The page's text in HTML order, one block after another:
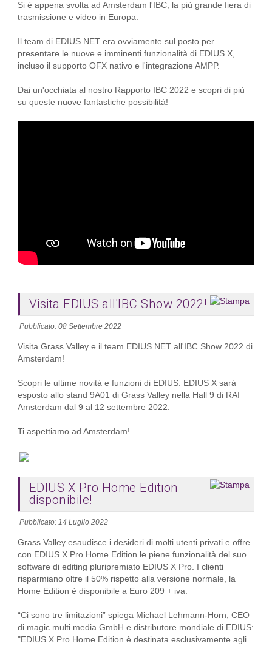
Si è appena svolta ad Amsterdam l'IBC, la più grande fiera di
trasmissione e video in Europa.
Il team di EDIUS.NET era ovviamente sul posto per
presentare le nuove e imminenti funzionalità di EDIUS X,
incluso il supporto OFX nativo e l'integrazione AMPP.
Dai un'occhiata al nostro Rapporto IBC 2022 e scopri di più
su queste nuove fantastiche possibilità!
Visita EDIUS all'IBC Show 2022!
Pubblicato: 08 Settembre 2022
Visita Grass Valley e il team EDIUS.NET all'IBC Show 2022 di
Amsterdam!
Scopri le ultime novità e funzioni di EDIUS. EDIUS X sarà
esposto allo stand 9A01 di Grass Valley nella Hall 9 di RAI
Amsterdam dal 9 al 12 settembre 2022.
Ti aspettiamo ad Amsterdam!
EDIUS X Pro Home Edition
disponibile!
Pubblicato: 14 Luglio 2022
Grass Valley esaudisce i desideri di molti utenti privati e offre
con EDIUS X Pro Home Edition le piene funzionalità del suo
software di editing pluripremiato EDIUS X Pro. I clienti
risparmiano oltre il 50% rispetto alla versione normale, la
Home Edition è disponibile a Euro 209 + iva.
“Ci sono tre limitazioni” spiega Michael Lehmann-Horn, CEO
di magic multi media GmbH e distributore mondiale di EDIUS:
"EDIUS X Pro Home Edition è destinata esclusivamente agli